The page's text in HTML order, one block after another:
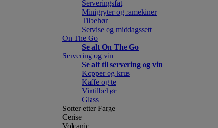
Serveringsfat
Minigryter og ramekiner
Tilbehør
Servise og middagssett
On The Go
Se alt On The Go
Servering og vin
Se alt til servering og vin
Kopper og krus
Kaffe og te
Vintilbehør
Glass
Sorter etter Farge
Cerise
Volcanic